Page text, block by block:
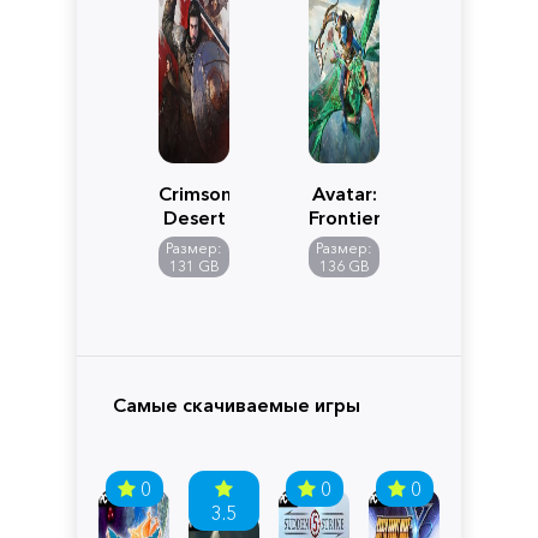
Crimson
Desert
Размер:
131 GB
Avatar:
Frontiers
of
Pandora
Размер:
136 GB
Самые скачиваемые игры
0
3.5
0 0